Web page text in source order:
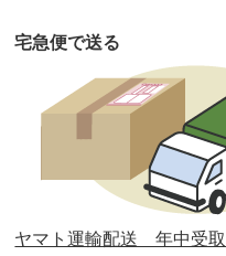
第33回人形供養祭
第32回人形供養祭
第31回人形供養祭
第30回人形供養祭平
第29回人形供養祭平
宅急便で送る
ヤマト運輸配送 年中受